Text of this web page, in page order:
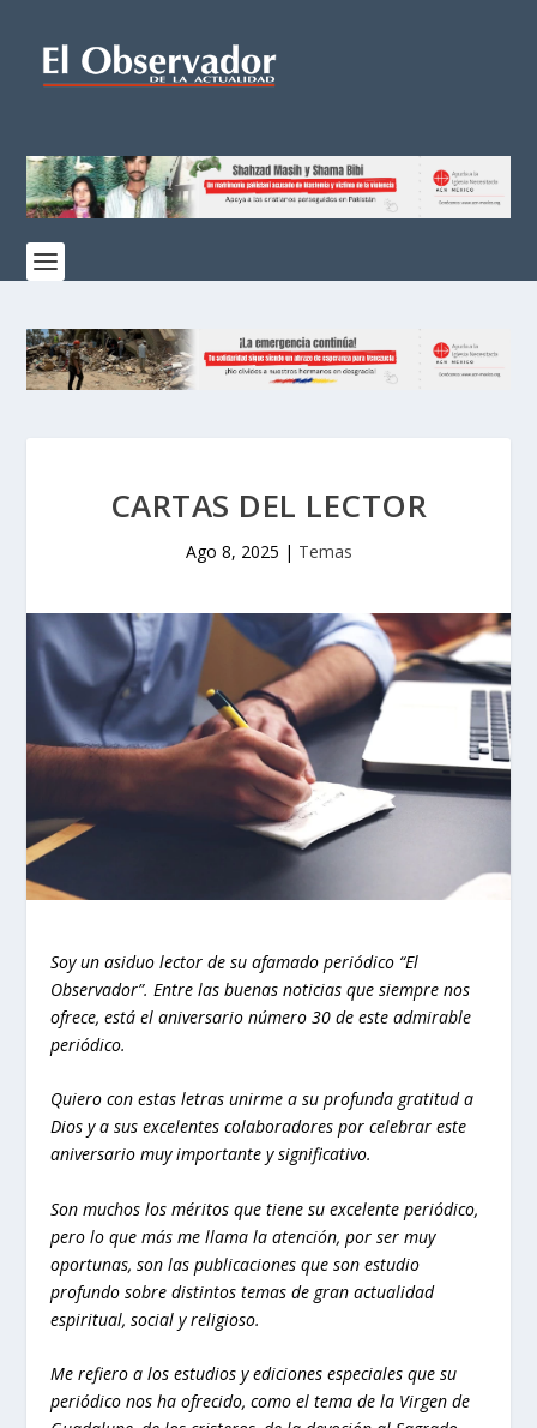
CARTAS DEL LECTOR
Ago 8, 2025 | Temas
Soy un asiduo lector de su afamado periódico “El
Observador”. Entre las buenas noticias que siempre nos
ofrece, está el aniversario número 30 de este admirable
periódico.
Quiero con estas letras unirme a su profunda gratitud a
Dios y a sus excelentes colaboradores por celebrar este
aniversario muy importante y significativo.
Son muchos los méritos que tiene su excelente periódico,
pero lo que más me llama la atención, por ser muy
oportunas, son las publicaciones que son estudio
profundo sobre distintos temas de gran actualidad
espiritual, social y religioso.
Me refiero a los estudios y ediciones especiales que su
periódico nos ha ofrecido, como el tema de la Virgen de